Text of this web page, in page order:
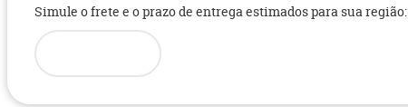
Simule o frete e o prazo de entrega estimados para sua região: